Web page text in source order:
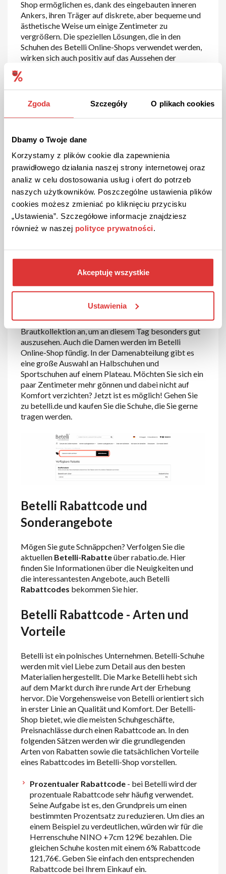
Zgoda Szczegóły O plikach cookies
Dbamy o Twoje dane
Korzystamy z plików cookie dla zapewnienia
prawidłowego działania naszej strony internetowej oraz
analiz w celu dostosowania usług i ofert do potrzeb
naszych użytkowników. Poszczególne ustawienia plików
cookies możesz zmieniać po kliknięciu przycisku
„Ustawienia”. Szczegółowe informacje znajdziesz
również w naszej polityce prywatności.
Akceptuję wszystkie
Ustawienia
Shop ermöglichen es, dank des eingebauten inneren
Ankers, ihren Träger auf diskrete, aber bequeme und
ästhetische Weise um einige Zentimeter zu
vergrößern. Die speziellen Lösungen, die in den
Schuhen des Betelli Online-Shops verwendet werden,
wirken sich auch positiv auf das Aussehen der
gerader und den Hals länger. Möchten Sie tadellos
aussehen? Werfen Sie einen Blick auf betelli.de und
entdecken Sie die
Angebotevon Betelli. Profitieren
Sie von den Schnäppchen, die es hier gibt und
genießen Sie einen erfolgreichen Einkauf!
Warum ein Blick in den Betelli-
Im Betelli Online Shop finden Sie Schuhe für
verschiedene Anlässe. Hier können Sie z.B. Schuhwerk
Freizeitschuhe und Sportschuhe. Steht bei Ihnen eine
Hochzeit an? Schauen Sie sich die Vorschläge in der
Brautkollektion an, um an diesem Tag besonders gut
auszusehen. Auch die Damen werden im Betelli
Online-Shop fündig. In der Damenabteilung gibt es
eine große Auswahl an Halbschuhen und
Sportschuhen auf einem Plateau. Möchten Sie sich ein
paar Zentimeter mehr gönnen und dabei nicht auf
Komfort verzichten? Jetzt ist es möglich! Gehen Sie
zu betelli.de und kaufen Sie die Schuhe, die Sie gerne
tragen werden.
Betelli Rabattcode und
Sonderangebote
Mögen Sie gute Schnäppchen? Verfolgen Sie die
aktuellen Betelli-Rabatteüber rabatio.de. Hier
finden Sie Informationen über die Neuigkeiten und
die interessantesten Angebote, auch Betelli
Rabattcodes bekommen Sie hier.
Betelli Rabattcode - Arten und
Vorteile
Betelli ist ein polnisches Unternehmen. Betelli-Schuhe
werden mit viel Liebe zum Detail aus den besten
Materialien hergestellt. Die Marke Betelli hebt sich
auf dem Markt durch ihre runde Art der Erhebung
hervor. Die Vorgehensweise von Betelli orientiert sich
in erster Linie an Qualität und Komfort. Der Betelli-
Shop bietet, wie die meisten Schuhgeschäfte,
Preisnachlässe durch einen Rabattcode an. In den
folgenden Sätzen werden wir die grundlegenden
Arten von Rabatten sowie die tatsächlichen Vorteile
eines Rabattcodes im Betelli-Shop vorstellen.
Prozentualer Rabattcode- bei Betelli wird der
prozentuale Rabattcode sehr häufig verwendet.
Seine Aufgabe ist es, den Grundpreis um einen
bestimmten Prozentsatz zu reduzieren. Um dies an
einem Beispiel zu verdeutlichen, würden wir für die
Herrenschuhe NINO +7cm 129€ bezahlen. Die
gleichen Schuhe kosten mit einem 6% Rabattcode
121,76€. Geben Sie einfach den entsprechenden
Rabattcode bei Ihrem Einkauf ein.